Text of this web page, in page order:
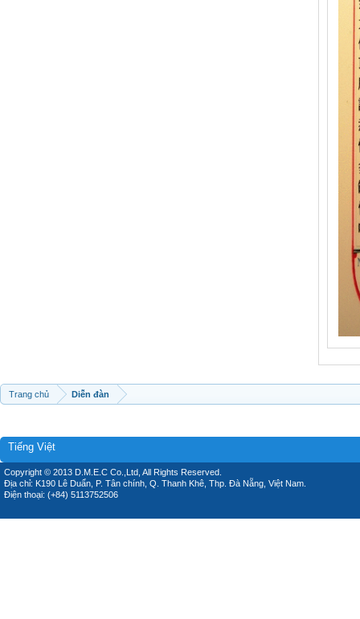
Trang chủ Diễn đàn
Tiếng Việt
Copyright © 2013 D.M.E.C Co.,Ltd, All Rights Reserved.
Địa chỉ: K190 Lê Duẩn, P. Tân chính, Q. Thanh Khê, Thp. Đà Nẵng, Việt Nam.
Điện thoại: (+84) 5113752506